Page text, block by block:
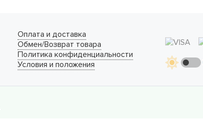
Оплата и доставка
Обмен/Возврат товара
Политика конфиденциальности
Условия и положения